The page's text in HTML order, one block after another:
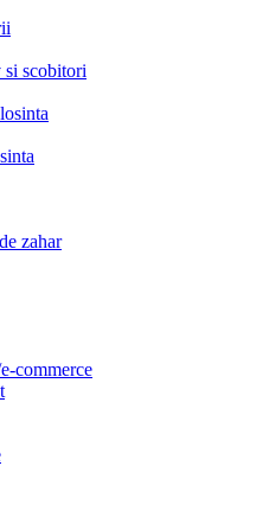
scobitori
zahar
commerce